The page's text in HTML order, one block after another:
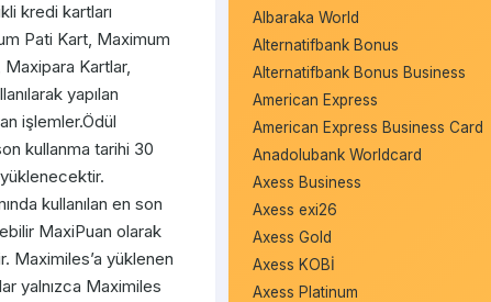
kredi kartları
Pati Kart, Maximum
Kartlar,
yapılan
işlemler.Ödül
kullanma tarihi 30
yüklenecektir.
kullanılan en son
MaxiPuan olarak
Maximiles’a yüklenen
yalnızca Maximiles
Albaraka World
Alternatifbank Bonus
Alternatifbank Bonus Business
American Express
American Express Business Card
Anadolubank Worldcard
Axess Business
Axess exi26
Axess Gold
Axess KOBİ
Axess Platinum